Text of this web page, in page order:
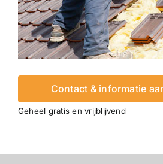
Contact & informatie
Geheel gratis en vrijblijvend